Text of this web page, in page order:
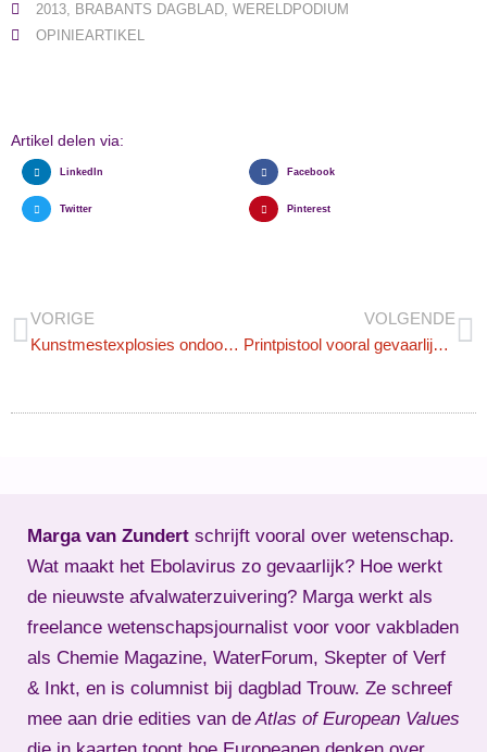
2013, BRABANTS DAGBLAD, WERELDPODIUM
OPINIEARTIKEL
Artikel delen via:
LinkedIn Facebook
Twitter Pinterest
VORIGE
Kunstmestexplosies ondoorgrondelijk
VOLGENDE
Printpistool vooral gevaarlijk voor schutter
Marga van Zundert schrijft vooral over wetenschap.
Wat maakt het Ebolavirus zo gevaarlijk? Hoe werkt
de nieuwste afvalwaterzuivering? Marga werkt als
freelance wetenschapsjournalist voor voor vakbladen
als Chemie Magazine, WaterForum, Skepter of Verf
& Inkt, en is columnist bij dagblad Trouw. Ze schreef
mee aan drie edities van deAtlas of European Values